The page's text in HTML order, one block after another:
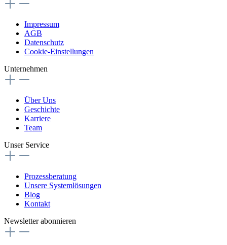
Impressum
AGB
Datenschutz
Cookie-Einstellungen
Unternehmen
Über Uns
Geschichte
Karriere
Team
Unser Service
Prozessberatung
Unsere Systemlösungen
Blog
Kontakt
Newsletter abonnieren